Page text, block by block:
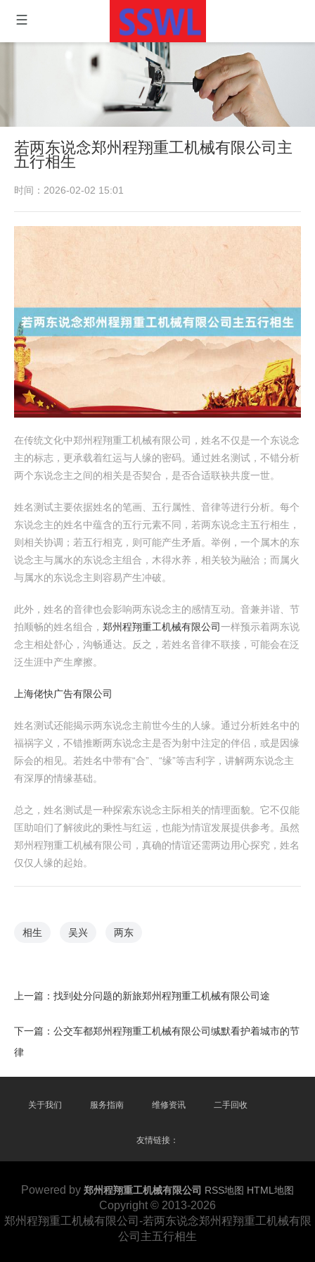
若两东说念郑州程翔重工机械有限公司主
五行相生
时间：2026-02-02 15:01
在传统文化中郑州程翔重工机械有限公司，姓名不仅是一个东说念
主的标志，更承载着红运与人缘的密码。通过姓名测试，不错分析
两个东说念主之间的相关是否契合，是否合适联袂共度一世。
姓名测试主要依据姓名的笔画、五行属性、音律等进行分析。每个
东说念主的姓名中蕴含的五行元素不同，若两东说念主五行相生，
则相关协调；若五行相克，则可能产生矛盾。举例，一个属木的东
说念主与属水的东说念主组合，木得水养，相关较为融洽；而属火
与属水的东说念主则容易产生冲破。
此外，姓名的音律也会影响两东说念主的感情互动。音兼并谐、节
拍顺畅的姓名组合， 郑州程翔重工机械有限公司一样预示着两东说
念主相处舒心，沟畅通达。反之，若姓名音律不联接，可能会在泛
泛生涯中产生摩擦。
上海佬快广告有限公司
姓名测试还能揭示两东说念主前世今生的人缘。通过分析姓名中的
福祸字义，不错推断两东说念主是否为射中注定的伴侣，或是因缘
际会的相见。若姓名中带有“合”、“缘”等吉利字，讲解两东说念主
有深厚的情缘基础。
总之，姓名测试是一种探索东说念主际相关的情理面貌。它不仅能
匡助咱们了解彼此的秉性与红运，也能为情谊发展提供参考。虽然
郑州程翔重工机械有限公司，真确的情谊还需两边用心探究，姓名
仅仅人缘的起始。
相生 吴兴 两东
上一篇： 找到处分问题的新旅郑州程翔重工机械有限公司途
下一篇： 公交车都郑州程翔重工机械有限公司缄默看护着城市的节
律
关于我们 服务指南 维修资讯 二手回收
友情链接：
Powered by 郑州程翔重工机械有限公司 RSS地图 HTML地图
Copyright © 2013-2026
郑州程翔重工机械有限公司-若两东说念郑州程翔重工机械有限
公司主五行相生